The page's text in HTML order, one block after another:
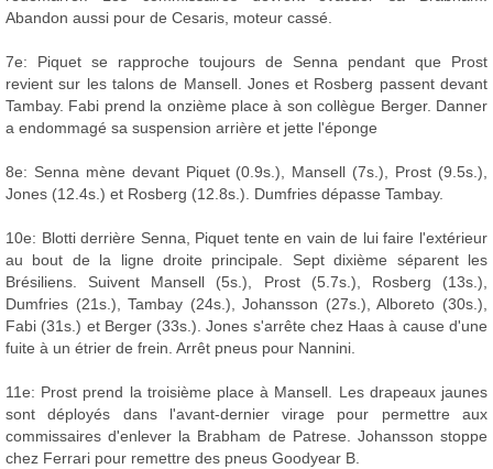
Abandon aussi pour de Cesaris, moteur cassé.
7e: Piquet se rapproche toujours de Senna pendant que Prost
revient sur les talons de Mansell. Jones et Rosberg passent devant
Tambay. Fabi prend la onzième place à son collègue Berger. Danner
a endommagé sa suspension arrière et jette l'éponge
8e: Senna mène devant Piquet (0.9s.), Mansell (7s.), Prost (9.5s.),
Jones (12.4s.) et Rosberg (12.8s.). Dumfries dépasse Tambay.
10e: Blotti derrière Senna, Piquet tente en vain de lui faire l'extérieur
au bout de la ligne droite principale. Sept dixième séparent les
Brésiliens. Suivent Mansell (5s.), Prost (5.7s.), Rosberg (13s.),
Dumfries (21s.), Tambay (24s.), Johansson (27s.), Alboreto (30s.),
Fabi (31s.) et Berger (33s.). Jones s'arrête chez Haas à cause d'une
fuite à un étrier de frein. Arrêt pneus pour Nannini.
11e: Prost prend la troisième place à Mansell. Les drapeaux jaunes
sont déployés dans l'avant-dernier virage pour permettre aux
commissaires d'enlever la Brabham de Patrese. Johansson stoppe
chez Ferrari pour remettre des pneus Goodyear B.